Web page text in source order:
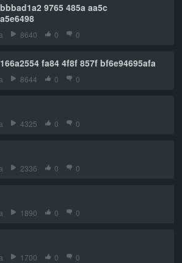
9765 485a aa5c
8640 0 0
fa84 4f8f 857f bf6e94695afa
8644 0 0
4325 0 0
2336 0 0
1890 0 0
1700 0 0